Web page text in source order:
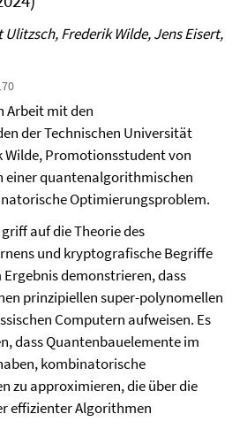
Frederik Wilde, Jens Eisert,
Arbeit mit den
der Technischen Universität
Wilde, Promotionsstudent von
einer quantenalgorithmischen
Optimierungsproblem.
auf die Theorie des
und kryptografische Begriffe
demonstrieren, dass
prinzipiellen super-polynomellen
Computern aufweisen. Es
dass Quantenbauelemente im
kombinatorische
zu approximieren, die über die
effizienter Algorithmen